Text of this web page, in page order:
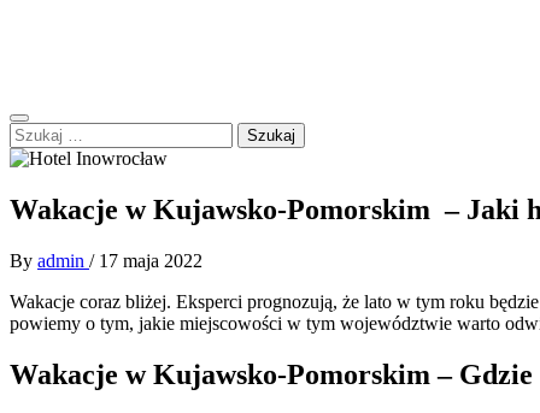
Primary
Menu
Szukaj:
Wakacje w Kujawsko-Pomorskim – Jaki
By admin / 17 maja 2022
Wakacje coraz bliżej. Eksperci prognozują, że lato w tym roku
powiemy o tym, jakie miejscowości w tym województwie warto
Wakacje w Kujawsko-Pomorskim –